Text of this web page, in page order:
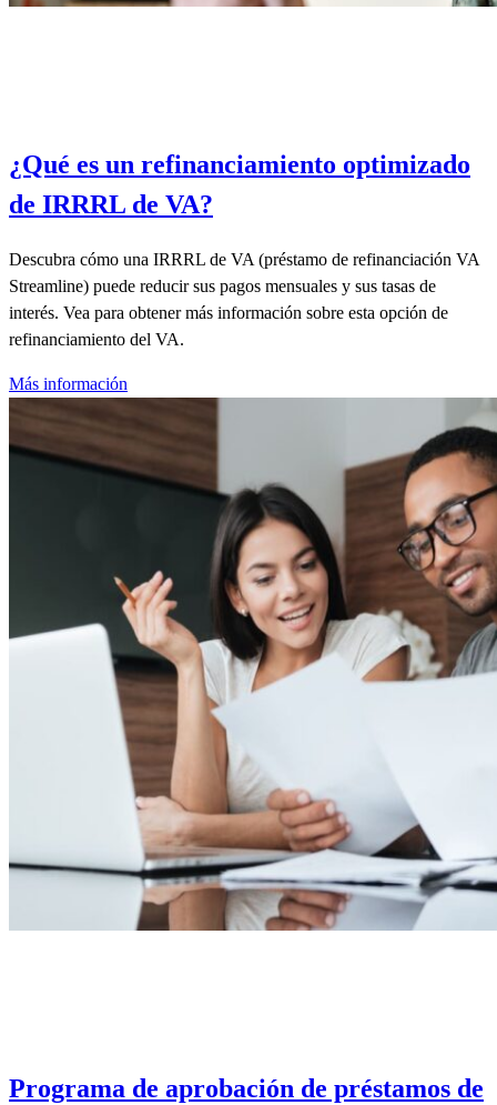
¿Qué es un refinanciamiento optimizado
de IRRRL de VA?
Descubra cómo una IRRRL de VA (préstamo de refinanciación VA
Streamline) puede reducir sus pagos mensuales y sus tasas de
interés. Vea para obtener más información sobre esta opción de
refinanciamiento del VA.
Más información
Programa de aprobación de préstamos de